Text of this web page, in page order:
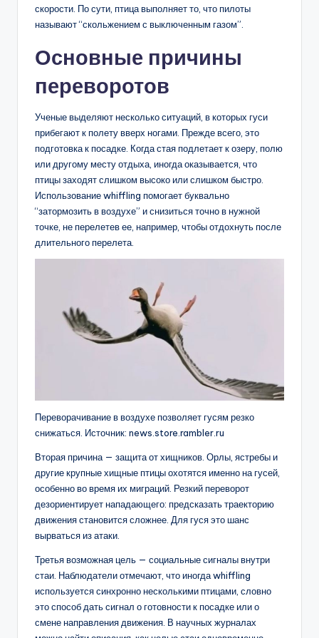
скорости. По сути, птица выполняет то, что пилоты
называют “скольжением с выключенным газом”.
Основные причины
переворотов
Ученые выделяют несколько ситуаций, в которых гуси
прибегают к полету вверх ногами. Прежде всего, это
подготовка к посадке. Когда стая подлетает к озеру, полю
или другому месту отдыха, иногда оказывается, что
птицы заходят слишком высоко или слишком быстро.
Использование whiffling помогает буквально
“затормозить в воздухе” и снизиться точно в нужной
точке, не перелетев ее, например, чтобы отдохнуть после
длительного перелета.
Переворачивание в воздухе позволяет гусям резко
снижаться. Источник: news.store.rambler.ru
Вторая причина — защита от хищников. Орлы, ястребы и
другие крупные хищные птицы охотятся именно на гусей,
особенно во время их миграций. Резкий переворот
дезориентирует нападающего: предсказать траекторию
движения становится сложнее. Для гуся это шанс
вырваться из атаки.
Третья возможная цель — социальные сигналы внутри
стаи. Наблюдатели отмечают, что иногда whiffling
используется синхронно несколькими птицами, словно
это способ дать сигнал о готовности к посадке или о
смене направления движения. В научных журналах